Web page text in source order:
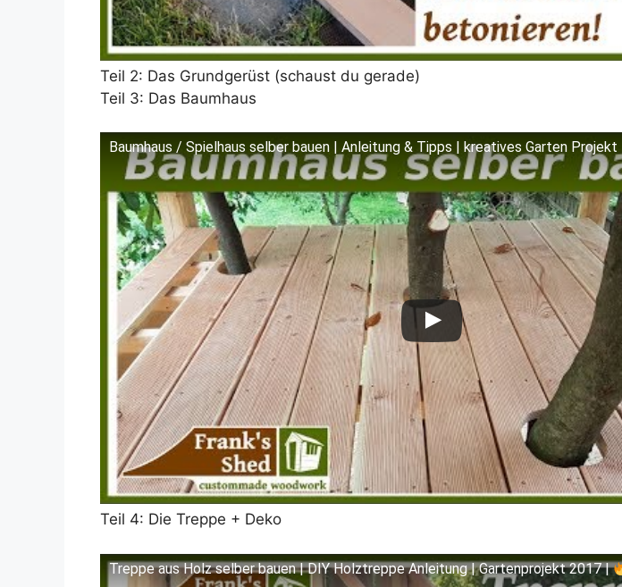
Teil 2: Das Grundgerüst (schaust du gerade)
Teil 3: Das Baumhaus
Baumhaus / Spielhaus selber bauen | Anleitung & Tipps | kreatives Garten Projekt |
Dieses Video auf YouTube ansehen
Teil 4: Die Treppe + Deko
Treppe aus Holz selber bauen | DIY Holztreppe Anleitung | Gartenprojekt 2017 |